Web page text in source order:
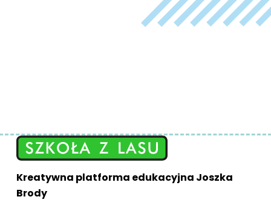
Kreatywna platforma edukacyjna Joszka
Brody